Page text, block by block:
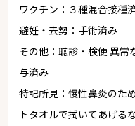
ワクチン：３種混合接種
避妊・去勢：手術済み
その他：聴診・検便 異
与済み
特記所見：慢性鼻炎のた
トタオルで拭いてあげる